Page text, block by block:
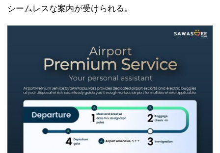
シームレスな案内が受けられる。